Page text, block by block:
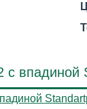
с впадиной